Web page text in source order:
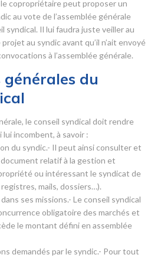
copropriétaire peut proposer un
au vote de l’assemblée générale
syndical. Il lui faudra juste veiller au
au syndic avant qu’il n’ait envoyé
à l’assemblée générale.
générales du
le conseil syndical doit rendre
incombent, à savoir :
du syndic.- Il peut ainsi consulter et
relatif à la gestion et
ou intéressant le syndicat de
mails, dossiers…).
ses missions.- Le conseil syndical
obligatoire des marchés et
le montant défini en assemblée
demandés par le syndic.- Pour tout